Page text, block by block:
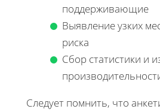
поддерживающие
Выявление узких
риска
Сбор статистики и
Следует помнить, что